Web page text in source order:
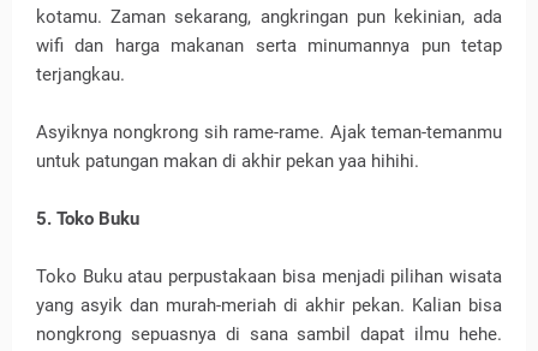
kotamu. Zaman sekarang, angkringan pun kekinian, ada
wifi dan harga makanan serta minumannya pun tetap
terjangkau.
Asyiknya nongkrong sih rame-rame. Ajak teman-temanmu
untuk patungan makan di akhir pekan yaa hihihi.
5. Toko Buku
Toko Buku atau perpustakaan bisa menjadi pilihan wisata
yang asyik dan murah-meriah di akhir pekan. Kalian bisa
nongkrong sepuasnya di sana sambil dapat ilmu hehe.